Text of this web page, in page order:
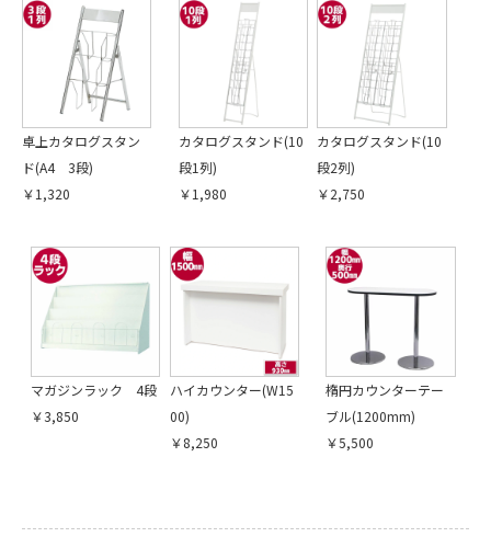
カートへ進む
卓上カタログスタン
ド(A4 3段)
￥1,320
カタログスタンド(10
段1列)
￥1,980
カタログスタンド(10
段2列)
￥2,750
マガジンラック 4段
￥3,850
ハイカウンター(W15
00)
￥8,250
楕円カウンターテー
ブル(1200mm)
￥5,500